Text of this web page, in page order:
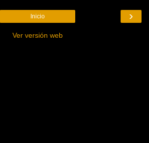
›
Inicio
Ver versión web